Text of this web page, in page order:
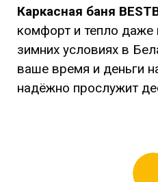
Каркасная баня
комфорт и тепло даже
зимних условиях в
ваше время и деньги
надёжно прослужит